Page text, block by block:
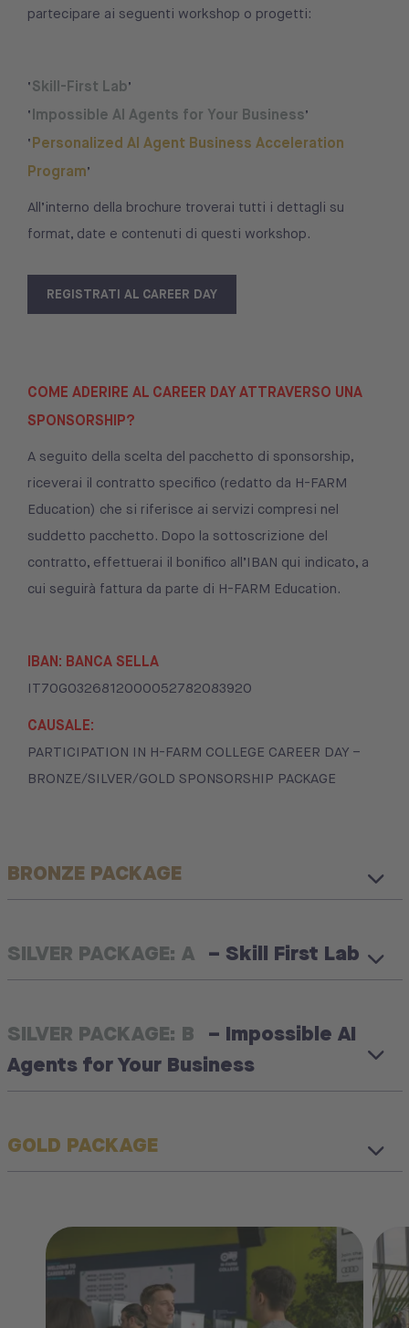
partecipare ai seguenti workshop o progetti:
‘Skill-First Lab’
‘Impossible AI Agents for Your Business’
‘Personalized AI Agent Business Acceleration
Program’
All’interno della brochure troverai tutti i dettagli su
format, date e contenuti di questi workshop.
REGISTRATI AL CAREER DAY
COME ADERIRE AL CAREER DAY ATTRAVERSO UNA
SPONSORSHIP?
A seguito della scelta del pacchetto di sponsorship,
riceverai il contratto specifico (redatto da H-FARM
Education) che si riferisce ai servizi compresi nel
suddetto pacchetto. Dopo la sottoscrizione del
contratto, effettuerai il bonifico all’IBAN qui indicato, a
cui seguirà fattura da parte di H-FARM Education.
IBAN: BANCA SELLA
IT70G0326812000052782083920
CAUSALE:
PARTICIPATION IN H-FARM COLLEGE CAREER DAY –
BRONZE/SILVER/GOLD SPONSORSHIP PACKAGE
BRONZE PACKAGE
SILVER PACKAGE: A – Skill First Lab
SILVER PACKAGE: B – Impossible AI
Agents for Your Business
GOLD PACKAGE